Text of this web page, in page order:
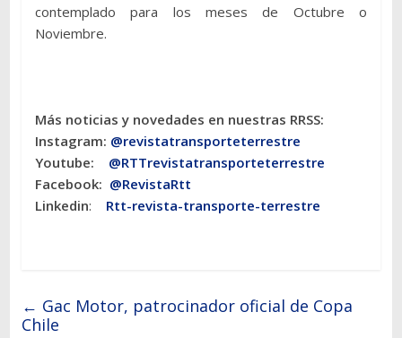
contemplado para los meses de Octubre o
Noviembre.
Más noticias y novedades en nuestras RRSS:
Instagram: @revistatransporteterrestre
Youtube: @RTTrevistatransporteterrestre
Facebook: @RevistaRtt
Linkedin: Rtt-revista-transporte-terrestre
← Gac Motor, patrocinador oficial de Copa
Chile